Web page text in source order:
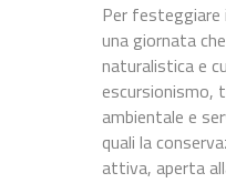
Per festeggiare
una giornata
naturalistica e
escursionismo,
ambientale e
quali la
attiva, aperta